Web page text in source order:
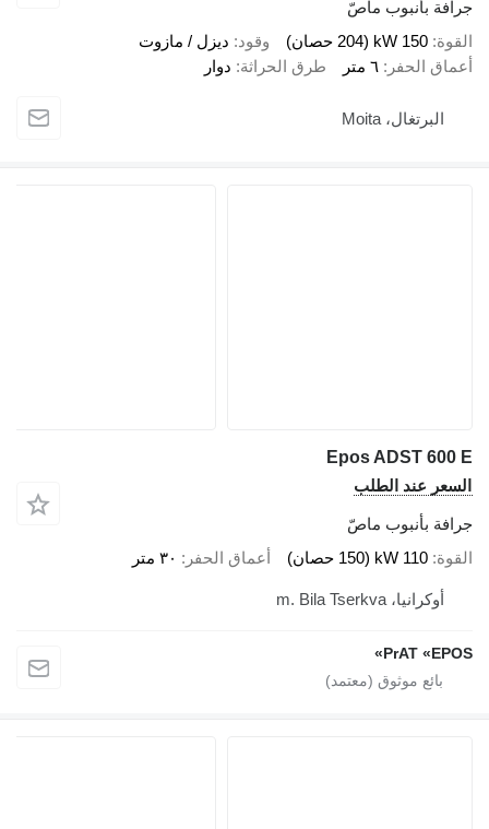
جرافة بأنبوب ماصّ
القوة 150 kW (204 حصان) وقود ديزل / مازوت
أعماق الحفر
٦ متر طرق الحراثة دوار
البرتغال، Moita
Epos ADST 600 E
السعر عند الطلب
جرافة بأنبوب ماصّ
القوة 110 kW (150 حصان) أعماق الحفر ٣٠ متر
أوكرانيا، m. Bila Tserkva
PrAT «EPOS»